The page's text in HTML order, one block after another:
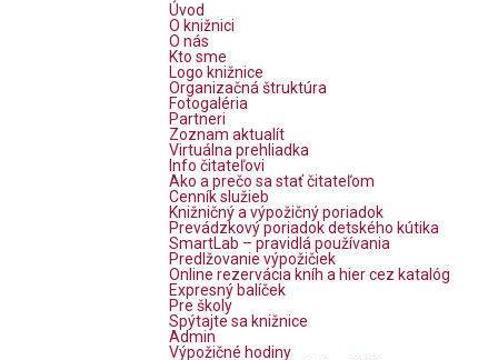
Úvod
O knižnici
O nás
Kto sme
Logo knižnice
Organizačná štruktúra
Fotogaléria
Partneri
Zoznam aktualít
Virtuálna prehliadka
Info čitateľovi
Ako a prečo sa stať čitateľom
Cenník služieb
Knižničný a výpožičný poriadok
Prevádzkový poriadok detského kútika
SmartLab – pravidlá používania
Predlžovanie výpožičiek
Online rezervácia kníh a hier cez katalóg
Expresný balíček
Pre školy
Spýtajte sa knižnice
Admin
Výpožičné hodiny